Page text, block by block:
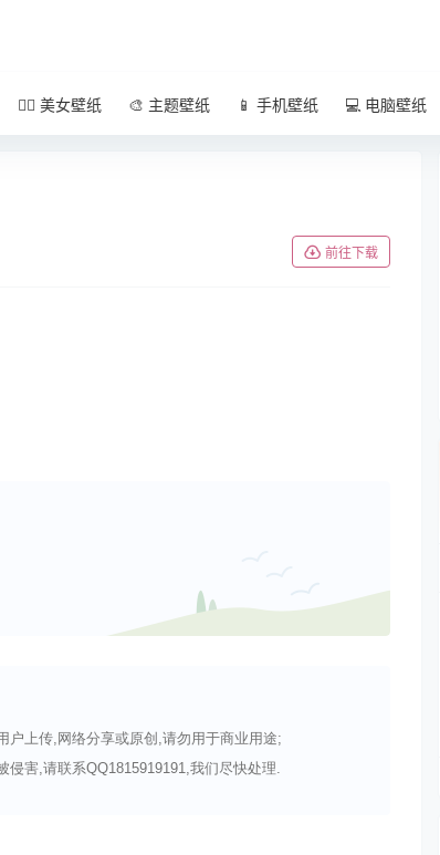
🧜‍♀️ 美女壁纸 🎨 主题壁纸 📱 手机壁纸 💻 电脑壁纸
前往下载
户上传,网络分享或原创,请勿用于商业用途;
侵害,请联系QQ1815919191,我们尽快处理.